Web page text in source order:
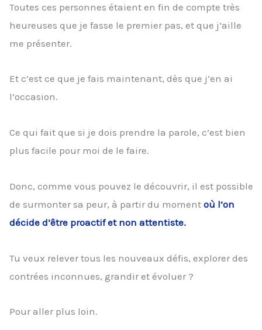
Toutes ces personnes étaient en fin de compte très
heureuses que je fasse le premier pas, et que j’aille
me présenter.
Et c’est ce que je fais maintenant, dès que j’en ai
l’occasion.
Ce qui fait que si je dois prendre la parole, c’est bien
plus facile pour moi de le faire.
Donc, comme vous pouvez le découvrir, il est possible
de surmonter sa peur, à partir du moment où l’on
décide d’être proactif et non attentiste.
Tu veux relever tous les nouveaux défis, explorer des
contrées inconnues, grandir et évoluer ?
Pour aller plus loin.